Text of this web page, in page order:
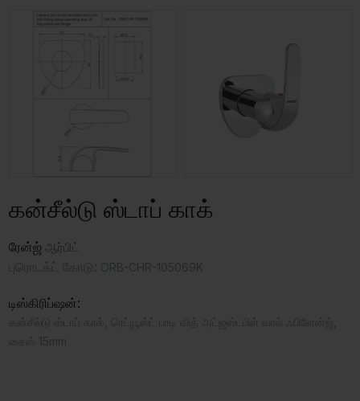
கன்சீல்டு ஸ்டாப் காக்
ரேன்ஜ் ஆர்பிட்
டிஸ்கிரிப்ஷன்: